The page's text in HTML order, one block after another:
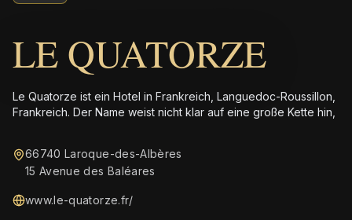
LE QUATORZE
Le Quatorze ist ein Hotel in Frankreich, Languedoc-Roussillon,
Frankreich. Der Name weist nicht klar auf eine große Kette hin,
66740 Laroque-des-Albères
15 Avenue des Baléares
www.le-quatorze.fr/